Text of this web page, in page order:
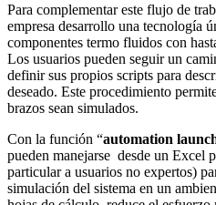
Para complementar este flujo de
empresa desarrollo una tecnología
componentes termo fluidos con
Los usuarios pueden seguir un
definir sus propios scripts para
deseado. Este procedimiento
brazos sean simulados.
Con la función “automation
pueden manejarse desde un Excel
particular a usuarios no expertos)
simulación del sistema en un